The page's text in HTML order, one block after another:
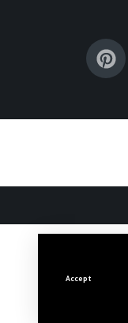
Accept